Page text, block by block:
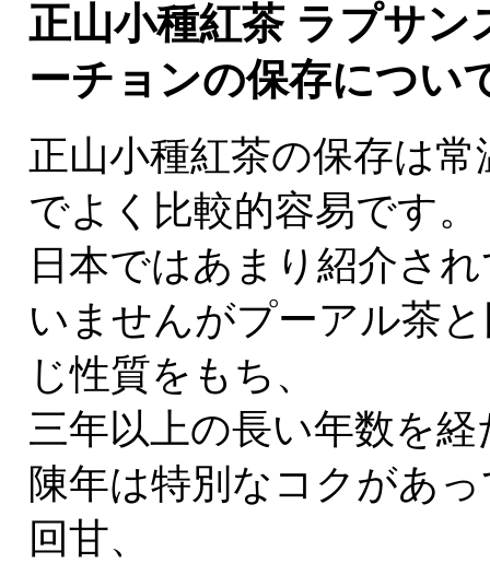
正山小種紅茶 ラプサン
ーチョンの保存につい
正山小種紅茶の保存は常
でよく比較的容易です。
日本ではあまり紹介さ
いませんがプーアル茶
じ性質をもち、
三年以上の長い年数を経
陳年は特別なコクがあ
回甘、